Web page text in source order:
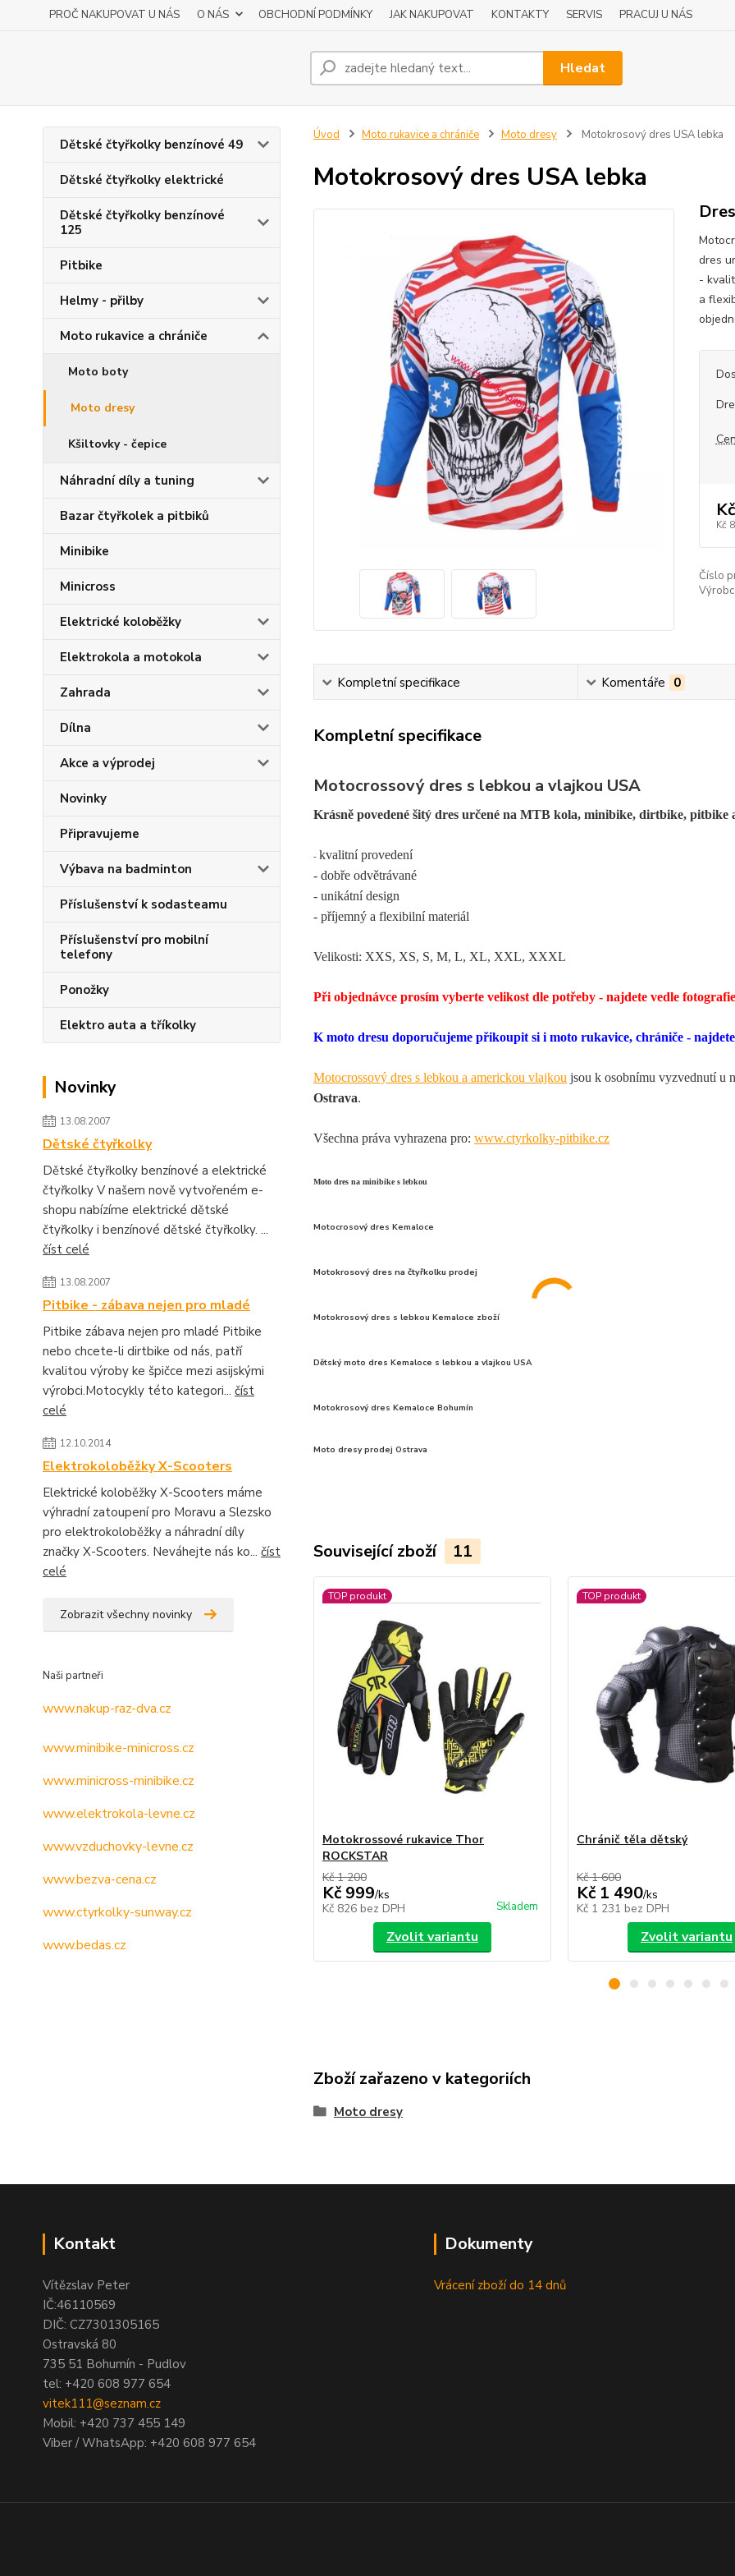
PROČ NAKUPOVAT U NÁS O NÁS OBCHODNÍ PODMÍNKY JAK NAKUPOVAT KONTAKTY SERVIS PRACUJ U NÁS
Hledat
Dětské čtyřkolky benzínové 49
Dětské čtyřkolky elektrické
Dětské čtyřkolky benzínové
125
Pitbike
Helmy - přilby
Moto rukavice a chrániče
Moto boty
Moto dresy
Kšiltovky - čepice
Náhradní díly a tuning
Bazar čtyřkolek a pitbiků
Minibike
Minicross
Elektrické koloběžky
Elektrokola a motokola
Zahrada
Dílna
Akce a výprodej
Novinky
Připravujeme
Výbava na badminton
Příslušenství k sodasteamu
Příslušenství pro mobilní
telefony
Ponožky
Elektro auta a tříkolky
Novinky
13.08.2007
Dětské čtyřkolky
Dětské čtyřkolky benzínové a elektrické
čtyřkolky V našem nově vytvořeném e-
shopu nabízíme elektrické dětské
čtyřkolky i benzínové dětské čtyřkolky. ...
číst celé
13.08.2007
Pitbike - zábava nejen pro mladé
Pitbike zábava nejen pro mladé Pitbike
nebo chcete-li dirtbike od nás, patří
kvalitou výroby ke špičce mezi asijskými
výrobci.Motocykly této kategori... číst
celé
12.10.2014
Elektrokoloběžky X-Scooters
Elektrické koloběžky X-Scooters máme
výhradní zatoupení pro Moravu a Slezsko
pro elektrokoloběžky a náhradní díly
značky X-Scooters. Neváhejte nás ko... číst
celé
Zobrazit všechny novinky
Naši partneři
www.nakup-raz-dva.cz
www.minibike-minicross.cz
www.minicross-minibike.cz
www.elektrokola-levne.cz
www.vzduchovky-levne.cz
www.bezva-cena.cz
www.ctyrkolky-sunway.cz
www.bedas.cz
Úvod Moto rukavice a chrániče Moto dresy Motokrosový dres USA lebka
Motokrosový dres USA lebka
dres
-
a
Kč
Číslo
Kompletní specifikace Komentáře 0
Kompletní specifikace
Motocrossový dres s lebkou a vlajkou USA
Krásně povedené šitý dres určené na MTB kola, minibike, dirtbike, pitbike
- kvalitní provedení
- dobře odvětrávané
- unikátní design
- příjemný a flexibilní materiál
Velikosti: XXS, XS, S, M, L, XL, XXL, XXXL
Při objednávce prosím vyberte velikost dle potřeby - najdete vedle
K moto dresu doporučujeme přikoupit si i moto rukavice, chrániče -
Motocrossový dres s lebkou a americkou vlajkou jsou k osobnímu vyzvednutí u
Ostrava.
Všechna práva vyhrazena pro: www.ctyrkolky-pitbike.cz
Moto dres na minibike s lebkou
Motocrosový dres Kemaloce
Motokrosový dres na čtyřkolku prodej
Motokrosový dres s lebkou Kemaloce zboží
Dětský moto dres Kemaloce s lebkou a vlajkou USA
Motokrosový dres Kemaloce Bohumín
Moto dresy prodej Ostrava
Související zboží 11
TOP produkt
Motokrossové rukavice Thor
ROCKSTAR
Kč 1 200
Kč 999/ks
Kč 826 bez DPH Skladem
Zvolit variantu
TOP produkt
Chránič těla dětský
Kč 1 600
Kč 1 490/ks
Kč 1 231 bez DPH
Zvolit variantu
Zboží zařazeno v kategoriích
Moto dresy
Kontakt
Vítězslav Peter
IČ:46110569
DIČ: CZ7301305165
Ostravská 80
735 51 Bohumín - Pudlov
tel: +420 608 977 654
vitek111@seznam.cz
Mobil: +420 737 455 149
Viber / WhatsApp: +420 608 977 654
Dokumenty
Vrácení zboží do 14 dnů